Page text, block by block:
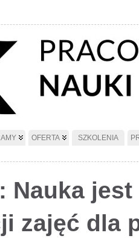
OFERTA SZKOLENIA
Nauka
zajęć dla